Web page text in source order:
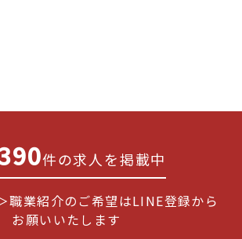
件の求人を掲載中
職業紹介のご希望はLINE登録から
お願いいたします